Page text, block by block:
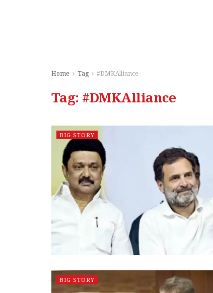
Home Tag #DMKAlliance
Tag: #DMKAlliance
BIG STORY
BIG STORY